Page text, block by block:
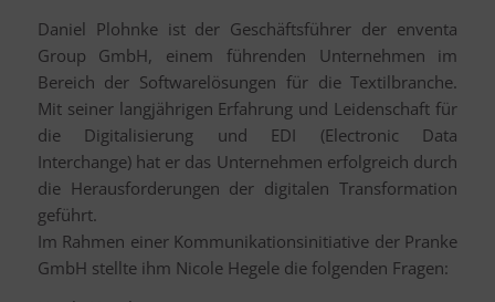
Daniel Plohnke ist der Geschäftsführer der enventa
Group GmbH, einem führenden Unternehmen im
Bereich der Softwarelösungen für die Textilbranche.
Mit seiner langjährigen Erfahrung und Leidenschaft für
die Digitalisierung und EDI (Electronic Data
Interchange) hat er das Unternehmen erfolgreich durch
die Herausforderungen der digitalen Transformation
geführt.
Im Rahmen einer Kommunikationsinitiative der Pranke
GmbH stellte ihm Nicole Hegele die folgenden Fragen: